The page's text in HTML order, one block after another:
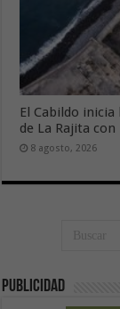
El Cabildo
de La Rajita
8 agosto, 2026
Publicidad